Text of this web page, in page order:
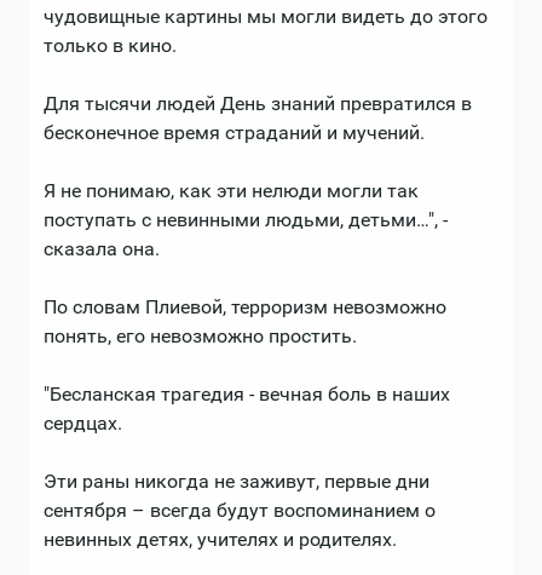
чудовищные картины мы могли видеть до этого
только в кино.
Для тысячи людей День знаний превратился в
бесконечное время страданий и мучений.
Я не понимаю, как эти нелюди могли так
поступать с невинными людьми, детьми…", -
сказала она.
По словам Плиевой, терроризм невозможно
понять, его невозможно простить.
"Бесланская трагедия - вечная боль в наших
сердцах.
Эти раны никогда не заживут, первые дни
сентября – всегда будут воспоминанием о
невинных детях, учителях и родителях.